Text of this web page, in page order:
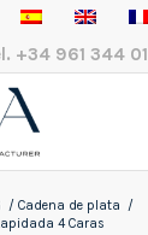
+34 961 344
/ Cadena de plata
/
4 Caras